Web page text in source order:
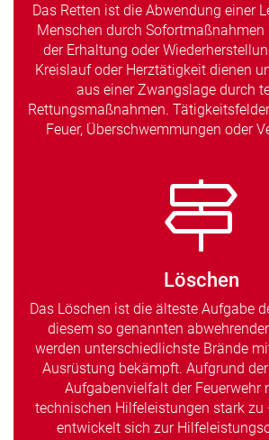
Das Retten ist die Abwendung einer
Menschen durch Sofortmaßnahmen
der Erhaltung oder
Kreislauf oder Herztätigkeit dienen
aus einer Zwangslage durch
Rettungsmaßnahmen.
Feuer, Überschwemmungen oder
Löschen
Das Löschen ist die älteste Aufgabe
diesem so genannten
werden unterschiedlichste Brände
Ausrüstung bekämpft. Aufgrund
Aufgabenvielfalt der Feuerwehr
technischen Hilfeleistungen stark zu
entwickelt sich zur